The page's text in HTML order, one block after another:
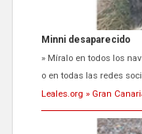
Minni desaparecido
» Míralo en todos los
o en todas las redes
Leales.org » Gran